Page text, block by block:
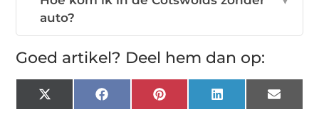
auto?
Goed artikel? Deel hem dan op:
X
(Twitter)
FacebookPinterestLinkedInEmail